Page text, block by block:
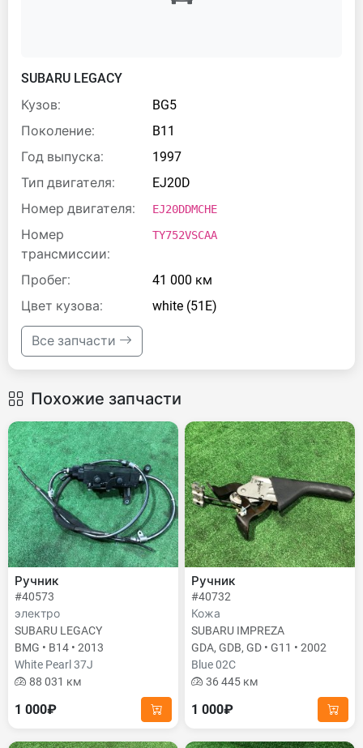
SUBARU LEGACY
Кузов:
BG5
Поколение:
B11
Год выпуска:
1997
Тип двигателя:
EJ20D
Номер двигателя:
EJ20DDMCHE
Номер
трансмиссии:
TY752VSCAA
Пробег:
41 000 км
Цвет кузова:
white (51E)
Все запчасти
Похожие запчасти
Ручник
#40573
электро
SUBARU LEGACY
BMG • B14 • 2013
White Pearl 37J
88 031 км
1 000₽
Ручник
#40732
Кожа
SUBARU IMPREZA
GDA, GDB, GD • G11 • 2002
Blue 02C
36 445 км
1 000₽